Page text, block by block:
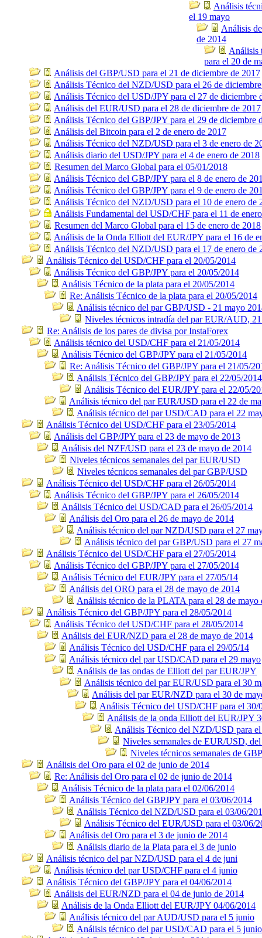
Análisis
el 19 mayo
Análisis
de 2014
Análisis
para el 20 de
Análisis del GBP/USD para el 21 de diciembre de 2017
Análisis Técnico del NZD/USD para el 26 de
Análisis Técnico del USD/JPY para el 27 de diciembre
Análisis del EUR/USD para el 28 de diciembre de 2017
Análisis Técnico del GBP/JPY para el 29 de diciembre
Análisis del Bitcoin para el 2 de enero de 2017
Análisis Técnico del NZD/USD para el 3 de enero de
Análisis diario del USD/JPY para el 4 de enero de 2018
Resumen del Marco Global para el 05/01/2018
Análisis Técnico del GBP/JPY para el 8 de enero de
Análisis Técnico del GBP/JPY para el 9 de enero de
Análisis Técnico del NZD/USD para el 10 de enero de
Análisis Fundamental del USD/CHF para el 11 de
Resumen del Marco Global para el 15 de enero de 2018
Análisis de la Onda Elliott del EUR/JPY para el 16 de
Análisis Técnico del NZD/USD para el 17 de enero de
Análisis Técnico del USD/CHF para el 20/05/2014
Análisis Técnico del GBP/JPY para el 20/05/2014
Análisis Técnico de la plata para el 20/05/2014
Re: Análisis Técnico de la plata para el 20/05/2014
Análisis técnico del par GBP/USD - 21 mayo
Niveles técnicos intradía del par EUR/AUD,
Re: Análisis de los pares de divisa por InstaForex
Análisis técnico del USD/CHF para el 21/05/2014
Análisis Técnico del GBP/JPY para el 21/05/2014
Re: Análisis Técnico del GBP/JPY para el 21/05/
Análisis Técnico del GBP/JPY para el 22/05/2014
Análisis Técnico del EUR/JPY para el 22/05/
Análisis técnico del par EUR/USD para el 22 de
Análisis técnico del par USD/CAD para el 22
Análisis Técnico del USD/CHF para el 23/05/2014
Análisis del GBP/JPY para el 23 de mayo de 2013
Análisis del NZF/USD para el 23 de mayo de 2014
Niveles técnicos semanales del par EUR/USD
Niveles técnicos semanales del par GBP/USD
Análisis Técnico del USD/CHF para el 26/05/2014
Análisis Técnico del GBP/JPY para el 26/05/2014
Análisis Técnico del USD/CAD para el 26/05/2014
Análisis del Oro para el 26 de mayo de 2014
Análisis técnico del par NZD/USD para el 27
Análisis técnico del par GBP/USD para el 27
Análisis Técnico del USD/CHF para el 27/05/2014
Análisis Técnico del GBP/JPY para el 27/05/2014
Análisis Técnico del EUR/JPY para el 27/05/14
Análisis del ORO para el 28 de mayo de 2014
Análisis técnico de la PLATA para el 28 de mayo
Análisis Técnico del GBP/JPY para el 28/05/2014
Análisis Técnico del USD/CHF para el 28/05/2014
Análisis del EUR/NZD para el 28 de mayo de 2014
Análisis Técnico del USD/CHF para el 29/05/14
Análisis técnico del par USD/CAD para el 29 mayo
Análisis de las ondas de Elliott del par EUR/JPY
Análisis técnico del par EUR/USD para el 30
Análisis del par EUR/NZD para el 30 de
Análisis Técnico del USD/CHF para el 30/
Análisis de la onda Elliott del EUR/JPY
Análisis Técnico del NZD/USD para
Niveles semanales de EUR/USD,
Niveles técnicos semanales de
Análisis del Oro para el 02 de junio de 2014
Re: Análisis del Oro para el 02 de junio de 2014
Análisis Técnico de la plata para el 02/06/2014
Análisis Técnico del GBPJPY para el 03/06/2014
Análisis Técnico del NZD/USD para el 03/06/
Análisis Técnico del EUR/USD para el 03/06/
Análisis del Oro para el 3 de junio de 2014
Análisis diario de la Plata para el 3 de junio
Análisis técnico del par NZD/USD para el 4 de juni
Análisis técnico del par USD/CHF para el 4 junio
Análisis Técnico del GBP/JPY para el 04/06/2014
Análisis del EUR/NZD para el 04 de junio de 2014
Análisis de la Onda Elliott del EUR/JPY 04/06/2014
Análisis técnico del par AUD/USD para el 5 junio
Análisis técnico del par USD/CAD para el 5 junio